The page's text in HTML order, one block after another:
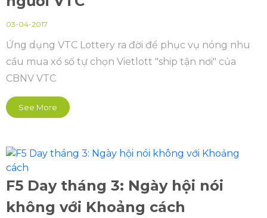
03-04-2017
Ứng dụng VTC Lottery ra đời để phục vụ nóng nhu
cầu mua xổ số tự chọn Vietlott "ship tận nơi" của
CBNV VTC
See More
F5 Day tháng 3: Ngày hội nói
không với Khoảng cách